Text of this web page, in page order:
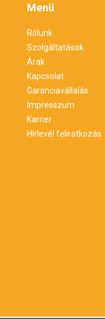
Menü
Rólunk
Szolgáltatások
Árak
Kapcsolat
Garanciavállalás
Impresszum
Karrier
Hírlevél feliratkozás